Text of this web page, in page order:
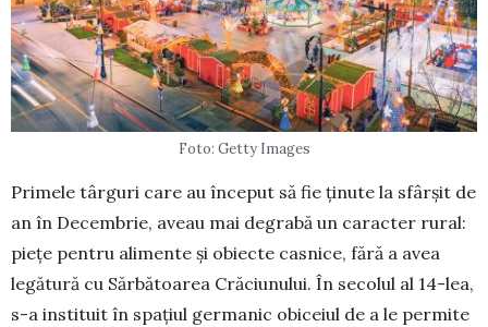
Foto: Getty Images
Primele târguri care au început să fie ținute la sfârșit de
an în Decembrie, aveau mai degrabă un caracter rural:
piețe pentru alimente și obiecte cas­nice, fără a avea
legătură cu Sărbătoarea Cră­ciunului. În secolul al 14-lea,
s-a instituit în spa­țiul germanic obiceiul de a le permite